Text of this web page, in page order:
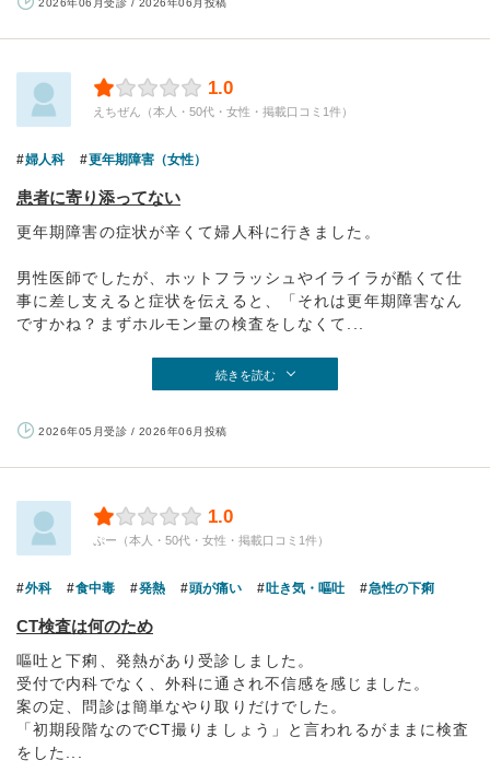
2026年06月受診 / 2026年06月投稿
1.0
えちぜん（本人・50代・女性・掲載口コミ1件）
婦人科 更年期障害（女性）
患者に寄り添ってない
更年期障害の症状が辛くて婦人科に行きました。
男性医師でしたが、ホットフラッシュやイライラが酷くて仕
事に差し支えると症状を伝えると、「それは更年期障害なん
ですかね？まずホルモン量の検査をしなくて...
続きを読む
2026年05月受診 / 2026年06月投稿
1.0
ぷー（本人・50代・女性・掲載口コミ1件）
外科 食中毒 発熱 頭が痛い 吐き気・嘔吐 急性の下痢
CT検査は何のため
嘔吐と下痢、発熱があり受診しました。
受付で内科でなく、外科に通され不信感を感じました。
案の定、問診は簡単なやり取りだけでした。
「初期段階なのでCT撮りましょう」と言われるがままに検査
をした...